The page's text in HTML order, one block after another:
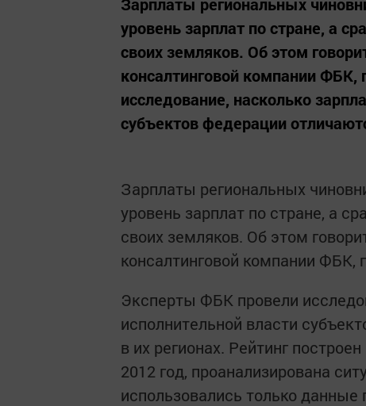
уровень зарплат по стране, а
своих земляков. Об этом
консалтинговой компании
исследование, насколько
субъектов федерации
Зарплаты региональных
уровень зарплат по стране, а
своих земляков. Об этом
консалтинговой компании ФБК,
Эксперты ФБК провели
исполнительной власти
в их регионах. Рейтинг
2012 год, проанализирована
использовались только данные